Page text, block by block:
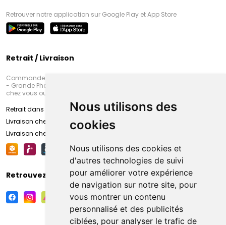
Nous utilisons des
cookies
Nous utilisons des cookies et
d'autres technologies de suivi
pour améliorer votre expérience
de navigation sur notre site, pour
vous montrer un contenu
personnalisé et des publicités
ciblées, pour analyser le trafic de
Retrouver notre application sur Google Play et App Store
Retrait / Livraison
Commandez en ligne et venez chercher votre commande à Amiens
- Grande Pharmacie d’Amiens (Fachon) ou recevez-là rapidement
chez vous ou en point retrait
Retrait dans la pharmacie d’Amiens
Livraison chez vous
Livraison chez votre commerçant
Retrouvez-nous sur vos réseaux sociaux